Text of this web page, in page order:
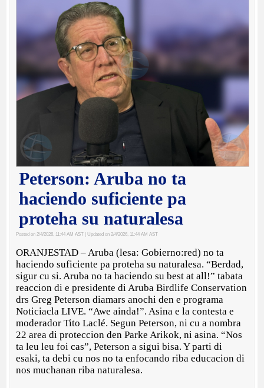
Peterson: Aruba no ta
haciendo suficiente pa
proteha su naturalesa
Posted on 2/4/2026, 11:44 AM AST | Updated on 2/4/2026, 11:44 AM AST
ORANJESTAD – Aruba (lesa: Gobierno:red) no ta
haciendo suficiente pa proteha su naturalesa. “Berdad,
sigur cu si. Aruba no ta haciendo su best at all!” tabata
reaccion di e presidente di Aruba Birdlife Conservation
drs Greg Peterson diamars anochi den e programa
Noticiacla LIVE. “Awe ainda!”. Asina e la contesta e
moderador Tito Laclé. Segun Peterson, ni cu a nombra
22 area di proteccion den Parke Arikok, ni asina. “Nos
ta leu leu foi cas”, Peterson a sigui bisa. Y parti di
esaki, ta debi cu nos no ta enfocando riba educacion di
nos muchanan riba naturalesa.